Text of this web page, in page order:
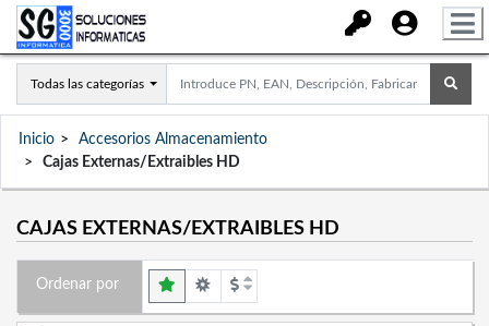
Todas las categorías
Inicio
Accesorios Almacenamiento
Cajas Externas/Extraibles HD
CAJAS EXTERNAS/EXTRAIBLES HD
Ordenar por